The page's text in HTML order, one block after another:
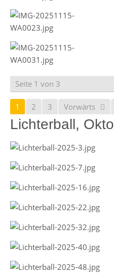
Seite 1 von 3
1 2 3 Vorwärts
Lichterball,